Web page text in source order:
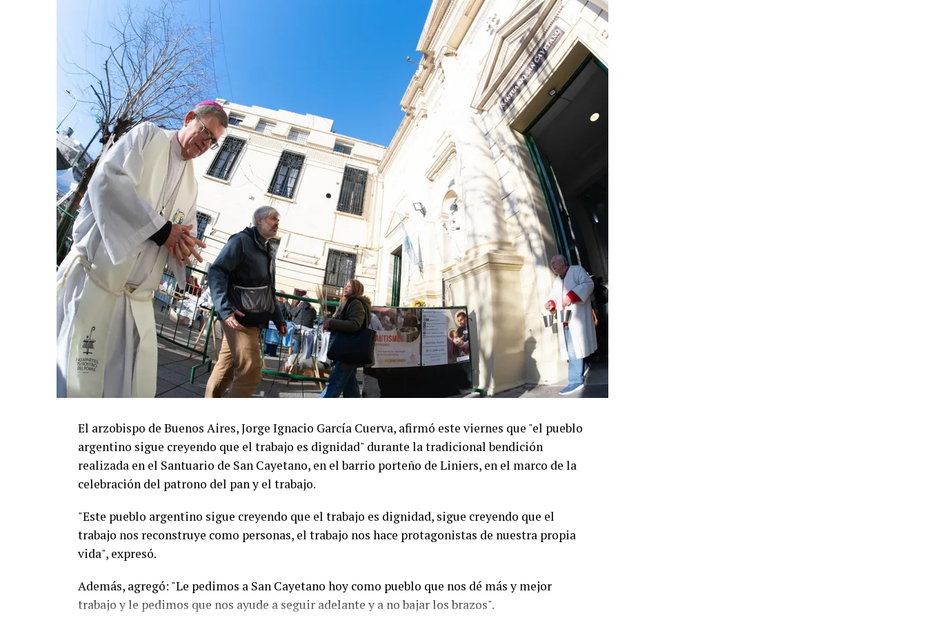
El arzobispo de Buenos Aires, Jorge Ignacio García Cuerva, afirmó este viernes que "el pueblo
argentino sigue creyendo que el trabajo es dignidad" durante la tradicional bendición
realizada en el Santuario de San Cayetano, en el barrio porteño de Liniers, en el marco de la
celebración del patrono del pan y el trabajo.
"Este pueblo argentino sigue creyendo que el trabajo es dignidad, sigue creyendo que el
trabajo nos reconstruye como personas, el trabajo nos hace protagonistas de nuestra propia
vida", expresó.
Además, agregó: "Le pedimos a San Cayetano hoy como pueblo que nos dé más y mejor
trabajo y le pedimos que nos ayude a seguir adelante y a no bajar los brazos".